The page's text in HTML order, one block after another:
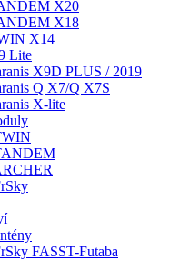
X20
X18
X14
Lite
X9D PLUS / 2019
Q X7/Q X7S
X-lite
FASST-Futaba